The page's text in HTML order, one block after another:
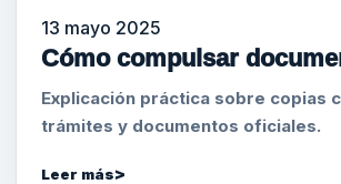
13 mayo 2025
Cómo compulsar
Explicación práctica sobre copias
trámites y documentos oficiales.
Leer más